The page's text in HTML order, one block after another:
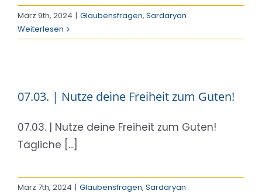
März 9th, 2024 | Glaubensfragen, Sardaryan
Weiterlesen
07.03. | Nutze deine Freiheit zum Guten!
07.03. | Nutze deine Freiheit zum Guten!
Tägliche [...]
März 7th, 2024 | Glaubensfragen, Sardaryan